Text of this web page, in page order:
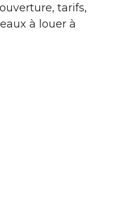
tarifs,
à louer à